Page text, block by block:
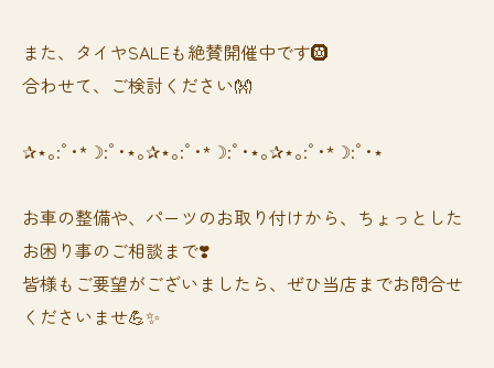
また、タイヤSALEも絶賛開催中です🛞
合わせて、ご検討ください👐
✰⋆｡:ﾟ･*☽:ﾟ･⋆｡✰⋆｡:ﾟ･*☽:ﾟ･⋆｡✰⋆｡:ﾟ･*☽:ﾟ･⋆
お車の整備や、パーツのお取り付けから、ちょっとした
お困り事のご相談まで❣️
皆様もご要望がございましたら、ぜひ当店までお問合せ
くださいませ💪✨